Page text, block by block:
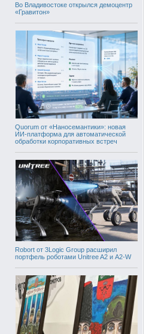
Во Владивостоке открылся демоцентр
«Гравитон»
Quorum от «Наносемантики»: новая
ИИ-платформа для автоматической
обработки корпоративных встреч
Robort от 3Logic Group расширил
портфель роботами Unitree A2 и A2-W